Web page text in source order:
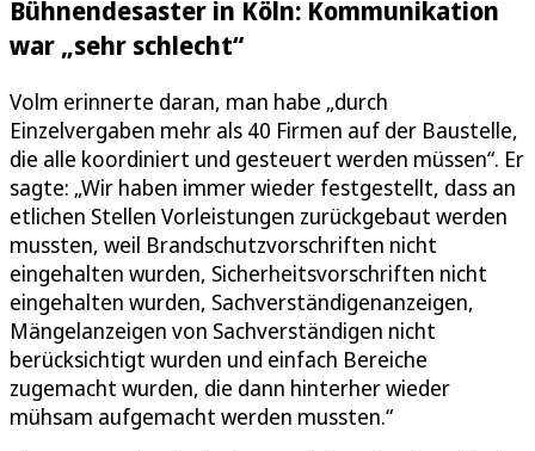
Bühnendesaster in Köln: Kommunikation
war „sehr schlecht“
Volm erinnerte daran, man habe „durch
Einzelvergaben mehr als 40 Firmen auf der Baustelle,
die alle koordiniert und gesteuert werden müssen“. Er
sagte: „Wir haben immer wieder festgestellt, dass an
etlichen Stellen Vorleistungen zurückgebaut werden
mussten, weil Brandschutzvorschriften nicht
eingehalten wurden, Sicherheitsvorschriften nicht
eingehalten wurden, Sachverständigenanzeigen,
Mängelanzeigen von Sachverständigen nicht
berücksichtigt wurden und einfach Bereiche
zugemacht wurden, die dann hinterher wieder
mühsam aufgemacht werden mussten.“